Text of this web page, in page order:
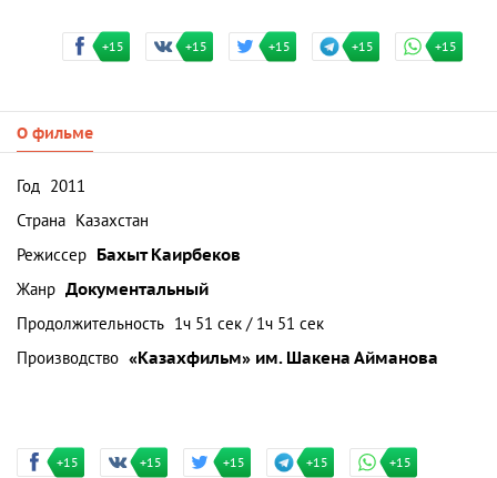
+15 +15 +15 +15 +15
О фильме
Год 2011
Страна
Казахстан
Режиссер Бахыт Каирбеков
Жанр Документальный
Продолжительность 1ч 51 сек / 1ч 51 сек
Производство «Казахфильм» им. Шакена Айманова
+15 +15 +15 +15 +15